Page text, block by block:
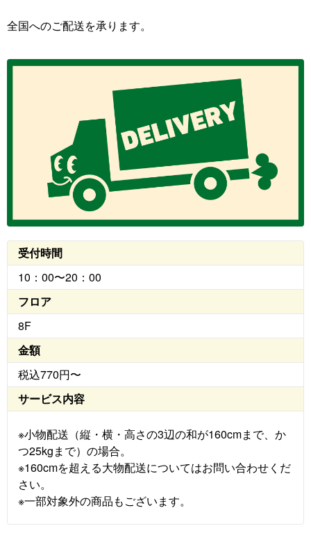
全国へのご配送を承ります。
受付時間
10：00〜20：00
フロア
8F
金額
税込770円〜
サービス内容
※小物配送（縦・横・高さの3辺の和が160cmまで、か
つ25kgまで）の場合。
※160cmを超える大物配送についてはお問い合わせくだ
さい。
※一部対象外の商品もございます。